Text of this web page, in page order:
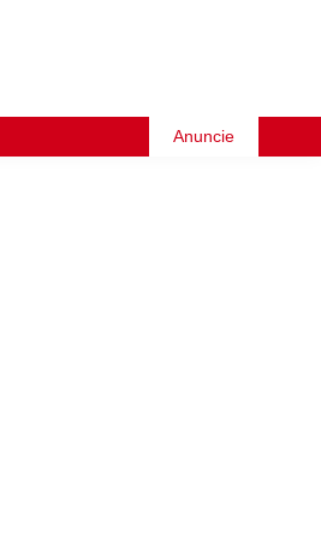
Anuncie